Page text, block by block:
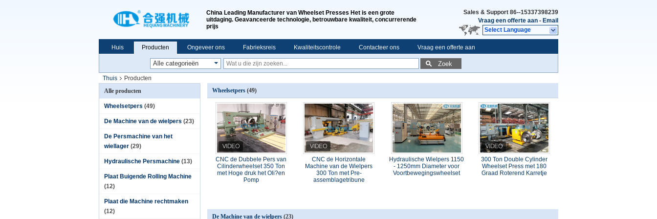
China Leading Manufacturer van Wheelset Presses Het is een grote
uitdaging. Geavanceerde technologie, betrouwbare kwaliteit, concurrerende
prijs
Sales & Support 86--15337398239
Vraag een offerte aan - Email
Select Language
Huis Producten Ongeveer ons Fabrieksreis Kwaliteitscontrole Contacteer ons Vraag een offerte aan
Zoek
Thuis
Producten
Alle producten
Wheelsetpers (49)
De Machine van de wielpers (23)
De Persmachine van het
wiellager (29)
Hydraulische Persmachine (13)
Plaat Buigende Rolling Machine
(12)
Plaat die Machine rechtmaken
(12)
Wheelsetpers (49)
CNC de Dubbele Pers van
Cilinderwheelset 350 Ton
met Hoge druk het Oli?en
Pomp
CNC de Horizontale
Machine van de Wielpers
300 Ton met Pre-
assemblagetribune
Hydraulische Wielpers 1150
- 1250mm Diameter voor
Voortbewegingswheelset
300 Ton Double Cylinder
Wheelset Press met 180
Graad Roterend Karretje
De Machine van de wielpers (23)